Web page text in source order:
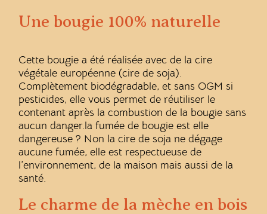
Une bougie 100% naturelle
Cette bougie a été réalisée avec de la cire
végétale européenne (cire de soja).
Complètement biodégradable, et sans OGM si
pesticides, elle vous permet de réutiliser le
contenant après la combustion de la bougie sans
aucun danger.la fumée de bougie est elle
dangereuse ? Non la cire de soja ne dégage
aucune fumée, elle est respectueuse de
l’environnement, de la maison mais aussi de la
santé.
Le charme de la mèche en bois